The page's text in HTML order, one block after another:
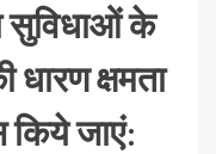
सुविधाओं के
क्षमता
किये जाएं: